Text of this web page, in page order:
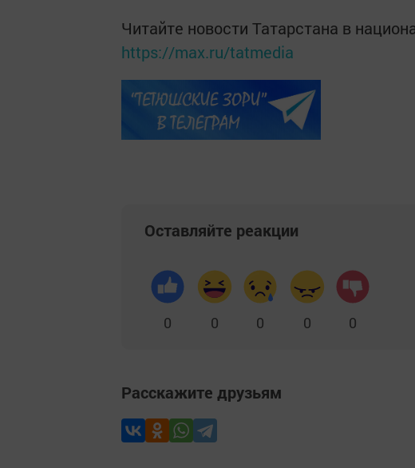
Читайте новости Татарстана в
https://max.ru/tatmedia
Оставляйте реакции
0 0 0 0 0
Расскажите друзьям